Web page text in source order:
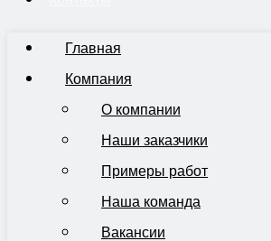
Главная
Компания
О компании
Наши заказчики
Примеры работ
Наша команда
Вакансии